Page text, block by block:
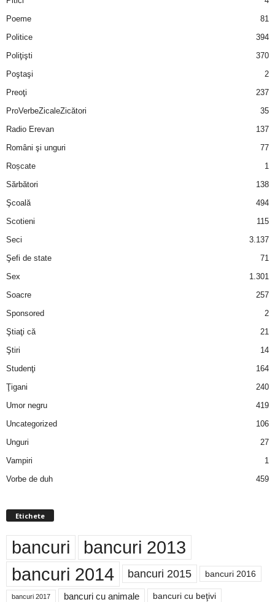
Poeme
81
Politice
394
Poliţişti
370
Poştaşi
2
Preoţi
237
ProVerbeZicaleZicători
35
Radio Erevan
137
Români şi unguri
77
Roșcate
1
Sărbători
138
Şcoală
494
Scotieni
115
Seci
3.137
Şefi de state
71
Sex
1.301
Soacre
257
Sponsored
2
Ştiaţi că
21
Ştiri
14
Studenţi
164
Ţigani
240
Umor negru
419
Uncategorized
106
Unguri
27
Vampiri
1
Vorbe de duh
459
Etichete
bancuri bancuri 2013
bancuri 2014 bancuri 2015 bancuri 2016
bancuri 2017 bancuri cu animale bancuri cu beţivi